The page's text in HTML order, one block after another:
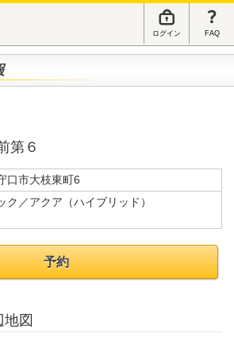
ログイン FAQ
第６
口市大枝東町6
ク／アクア（ハイブリッド）
予約
図